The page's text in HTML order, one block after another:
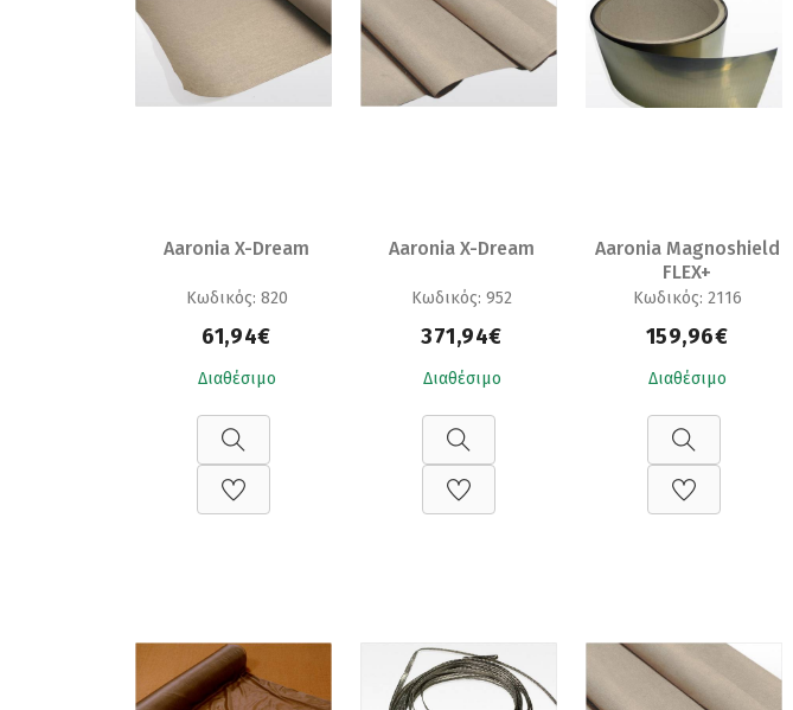
Aaronia X-Dream
Κωδικός: 820
61,94€
Διαθέσιμο
Aaronia X-Dream
Κωδικός: 952
371,94€
Διαθέσιμο
Aaronia Magnoshield
FLEX+
Κωδικός: 2116
159,96€
Διαθέσιμο